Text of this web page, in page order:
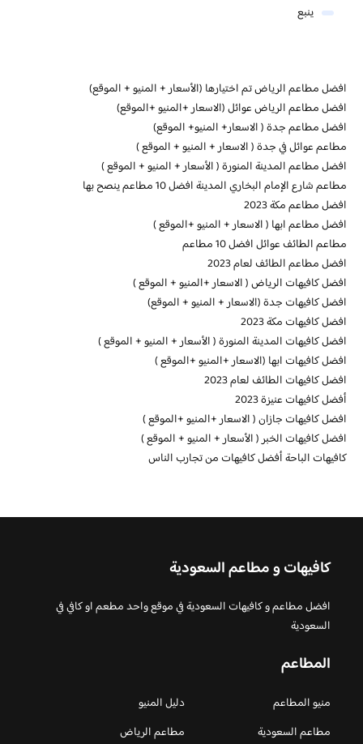
ينبع
افضل مطاعم الرياض تم اختيارها (الأسعار + المنيو + الموقع)
افضل مطاعم الرياض عوائل (الاسعار +المنيو +الموقع)
افضل مطاعم جدة ( الاسعار+ المنيو+ الموقع)
مطاعم عوائل في جدة ( الاسعار + المنيو + الموقع )
افضل مطاعم المدينة المنورة ( الأسعار + المنيو + الموقع )
مطاعم شارع الإمام البخاري المدينة افضل 10 مطاعم ينصح بها
افضل مطاعم مكة 2023
افضل مطاعم ابها ( الاسعار + المنيو +الموقع )
مطاعم الطائف عوائل افضل 10 مطاعم
افضل مطاعم الطائف لعام 2023
افضل كافيهات الرياض ( الاسعار +المنيو + الموقع )
افضل كافيهات جدة (الاسعار + المنيو + الموقع)
افضل كافيهات مكة 2023
افضل كافيهات المدينة المنورة ( الأسعار + المنيو + الموقع )
افضل كافيهات ابها (الاسعار +المنيو +الموقع )
افضل كافيهات الطائف لعام 2023
أفضل كافيهات عنيزة 2023
افضل كافيهات جازان ( الاسعار +المنيو +الموقع )
افضل كافيهات الخبر ( الأسعار + المنيو + الموقع )
كافيهات الباحة أفضل كافيهات من تجارب الناس
كافيهات و مطاعم السعودية
افضل مطاعم و كافيهات السعودية في موقع واحد مطعم او كافي في
السعودية
المطاعم
منيو المطاعم
دليل المنيو
مطاعم السعودية
مطاعم الرياض